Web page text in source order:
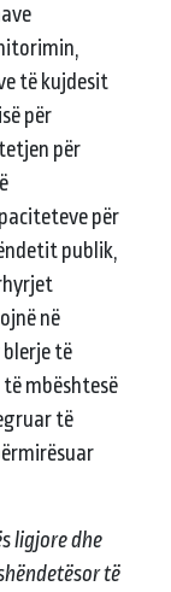
të kujdesit
për
për
për
publik,
në
të
mbështesë
të
ligjore dhe
të